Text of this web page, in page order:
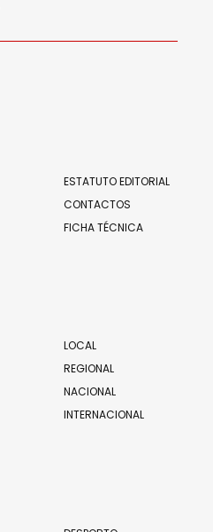
ESTATUTO EDITORIAL
CONTACTOS
FICHA TÉCNICA
LOCAL
REGIONAL
NACIONAL
INTERNACIONAL